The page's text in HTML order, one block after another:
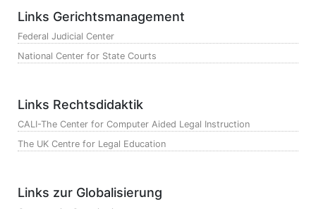
Links Gerichtsmanagement
Federal Judicial Center
National Center for State Courts
Links Rechtsdidaktik
CALI-The Center for Computer Aided Legal Instruction
The UK Centre for Legal Education
Links zur Globalisierung